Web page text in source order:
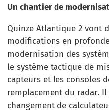
Un chantier de
Quinze Atlantique 2 vont
modifications en
modernisation des
le système tactique de
capteurs et les consoles
remplacement du radar.
changement de